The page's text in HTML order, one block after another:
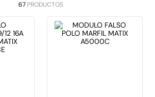
67 PRODUCTOS
6
matixgo
foco led
ampolleta